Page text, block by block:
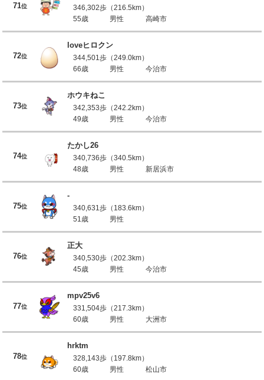
71位
346,302歩（216.5km）
55歳
男性 高崎市
72位
loveヒロクン
344,501歩（249.0km）
66歳
男性 今治市
73位
ホウキねこ
342,353歩（242.2km）
49歳
男性 今治市
74位
たかし26
340,736歩（340.5km）
48歳
男性 新居浜市
75位
-
340,631歩（183.6km）
51歳
男性
76位
正大
340,530歩（202.3km）
45歳
男性 今治市
77位
mpv25v6
331,504歩（217.3km）
60歳
男性 大洲市
78位
hrktm
328,143歩（197.8km）
60歳
男性 松山市